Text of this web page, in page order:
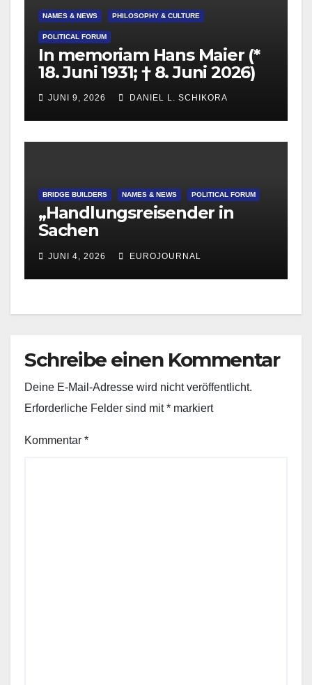
NAMES & NEWS PHILOSOPHY & CULTURE
POLITICAL FORUM
In memoriam Hans Maier (*
18. Juni 1931; † 8. Juni 2026)
JUNI 9, 2026 DANIEL L. SCHIKORA
BRIDGE BUILDERS NAMES & NEWS POLITICAL FORUM
„Handlungsreisender in
Sachen
Völkerverständigung“
Bernd Posselt 70 Jahre jung
JUNI 4, 2026 EUROJOURNAL
Schreibe einen Kommentar
Deine E-Mail-Adresse wird nicht veröffentlicht.
Erforderliche Felder sind mit* markiert
Kommentar *